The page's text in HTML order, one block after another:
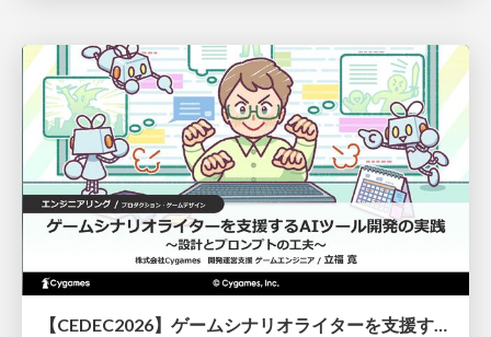
【CEDEC2026】ゲームシナリオライターを支援するAIツール開発の実践 ― 設計とプロンプトの工夫 ―